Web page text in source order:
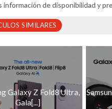
información de disponibilidad y
SIMILARES
Galaxy Z Fold8 Ultra,
Gala[...]